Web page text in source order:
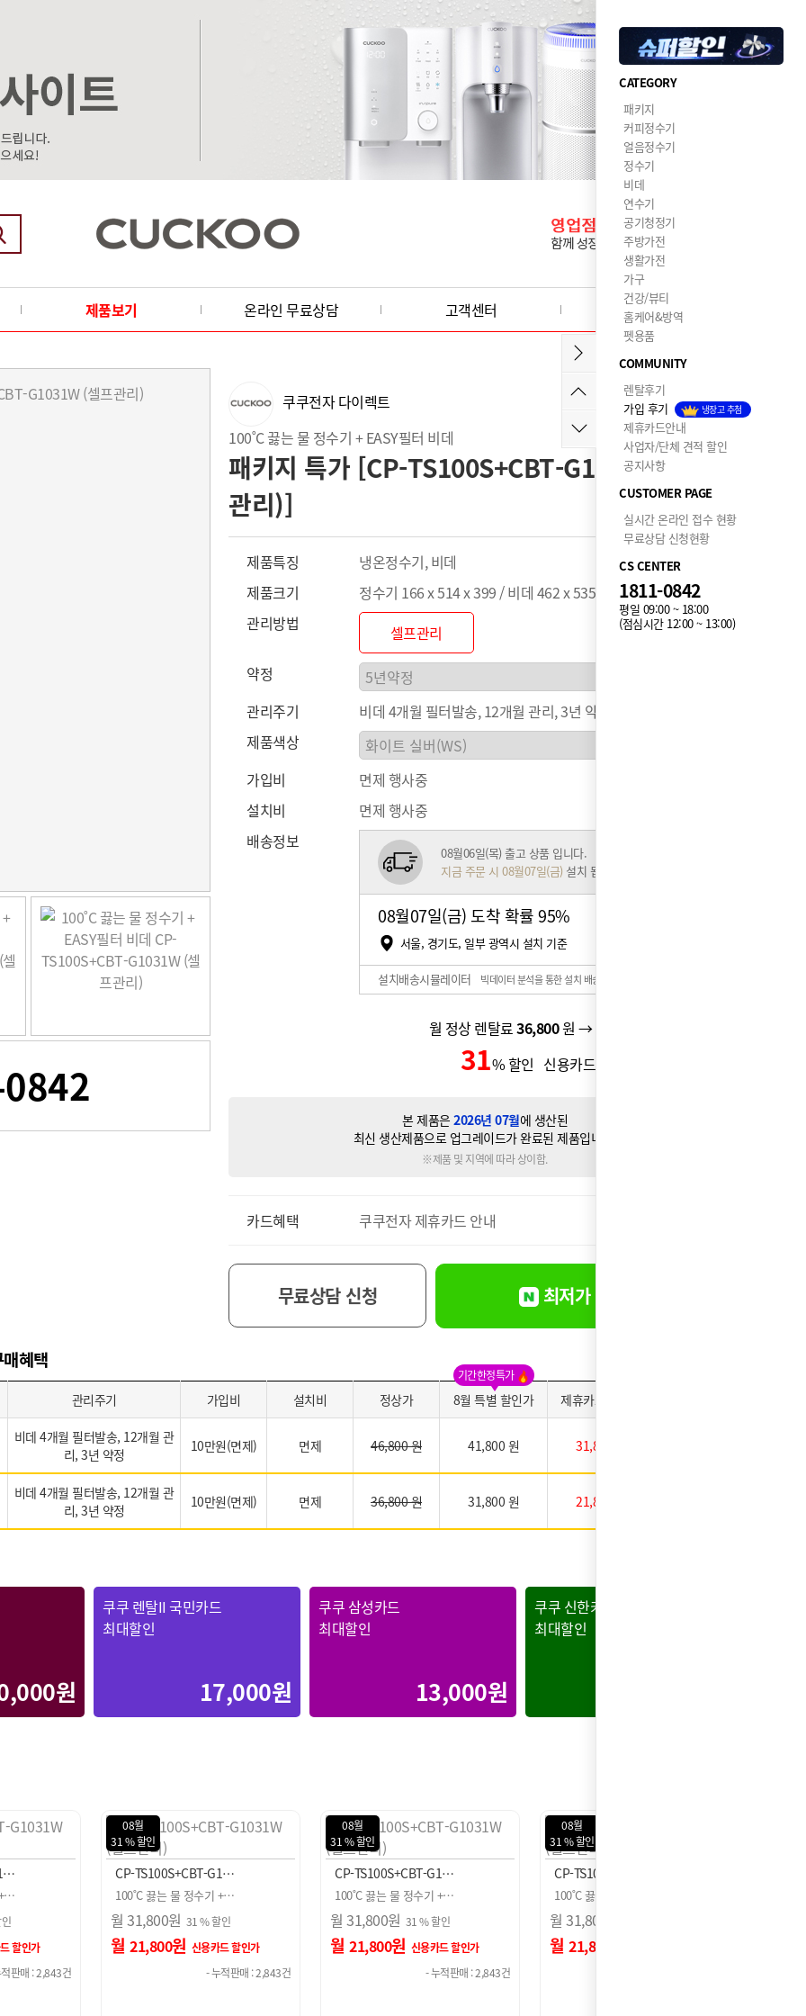
제품보기 온라인 무료상담 고객센터 이달의혜택
쿠쿠전자 다이렉트
100˚C 끓는 물 정수기 + EASY필터 비데
패키지 특가 [CP-TS100S+CBT-G1031W (셀프
관리)]
제품특징
냉온정수기, 비데
제품크기
정수기 166 x 514 x 399 / 비데 462 x 535 x 148 mm
관리방법
셀프관리
약정
관리주기
비데 4개월 필터발송, 12개월 관리, 3년 약정
제품색상
가입비
면제 행사중
설치비
면제 행사중
배송정보
08월06일(목) 출고 상품 입니다.
지금 주문 시 08월07일(금) 설치 됩니다.
08월07일(금) 도착 확률95%
서울, 경기도, 일부 광역시 설치 기준
설치배송시뮬레이터 빅데이터 분석을 통한 설치 배송일 예측 시스템
월 정상 렌탈료36,800원 → 월 할인 렌탈료
31% 할인 신용카드 할인가
본 제품은 2026년 07월에 생산된
최신 생산제품으로 업그레이드가 완료된 제품입니다.
※제품 및 지역에 따라 상이함.
카드혜택 쿠쿠전자 제휴카드 안내
무료상담 신청 최저가 바로신청
기간한정특가
혜택
관리주기 가입비 설치비 정상가 8월 특별 할인가 제휴카드 적용가
비데 4개월 필터발송, 12개월 관
리, 3년 약정
10만원(면제) 면제 46,800 원 41,800 원 31,800 원
비데 4개월 필터발송, 12개월 관
리, 3년 약정
10만원(면제) 면제 36,800 원 31,800 원 21,800 원
원
쿠쿠 렌탈II 국민카드
최대할인
17,000원
쿠쿠 삼성카드
최대할인
13,000원
쿠쿠 신한카드
최대할인
할인가
판매 : 2,843건
08월
31 % 할인
CP-TS100S+CBT-G1…
100˚C 끓는 물 정수기 +…
월 31,800원 31 % 할인
월 21,800원 신용카드 할인가
- 누적판매 : 2,843건
08월
31 % 할인
CP-TS100S+CBT-G1…
100˚C 끓는 물 정수기 +…
월 31,800원 31 % 할인
월 21,800원 신용카드 할인가
- 누적판매 : 2,843건
08월
31 % 할인
CP-TS100S+CBT-G1…
100˚C 끓는 물 정수기 +…
월 31,800
월 21,800
CATEGORY
패키지
커피정수기
얼음정수기
정수기
비데
연수기
공기청정기
주방가전
생활가전
가구
건강/뷰티
홈케어&방역
펫용품
COMMUNITY
렌탈후기
가입 후기
냉장고 추첨
제휴카드안내
사업자/단체 견적 할인
공지사항
CUSTOMER PAGE
실시간 온라인 접수 현황
무료상담 신청현황
CS CENTER
1811-0842
평일 09:00 ~ 18:00
(점심시간 12:00 ~ 13:00)